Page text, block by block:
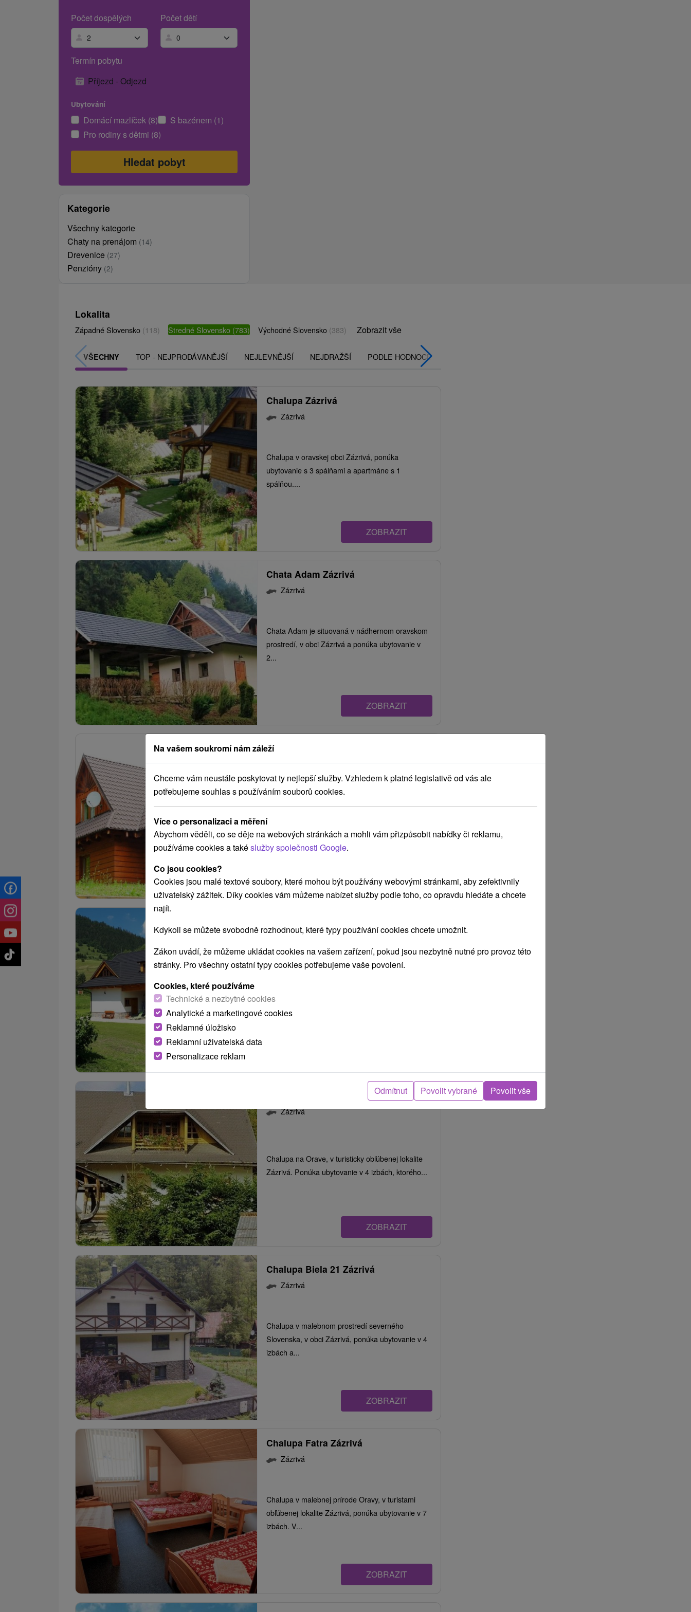
Počet dospělých
Počet dětí
Termín pobytu
Příjezd - Odjezd
Ubytování
Domácí mazlíček (8)
S bazénem (1)
Pro rodiny s dětmi (8)
Kategorie
Všechny kategorie
Chaty na prenájom (14)
Drevenice (27)
Penzióny (2)
Lokalita
Západné Slovensko (118) Stredné Slovensko (783) Východné Slovensko (383) Zobrazit vše
VŠECHNY TOP - NEJPRODÁVANĚJŠÍ NEJLEVNĚJŠÍ NEJDRAŽŠÍ PODLE HODNOCENÍ
Chalupa Zázrivá
Zázrivá
Chalupa v oravskej obci Zázrivá, ponúka
ubytovanie s 3 spálňami a apartmáne s 1
spálňou....
ZOBRAZIT
Chata Adam Zázrivá
Zázrivá
Chata Adam je situovaná v nádhernom oravskom
prostredí, v obci Zázrivá a ponúka ubytovanie v
2...
ZOBRAZIT
Chata pod Bukom Zázrivá
Zázrivá
Chata v oravskej obci Zázrivá, v pokojnom lesnom
prostredí na samote. Na prízemí disponuje
priestrannou...
ZOBRAZIT
Zázrivá
obci Zázrivá, preslávenej tými...
Chalupa pri potôčiku Zázrivá
Zázrivá
Chalupa na Orave, v turisticky obľúbenej lokalite
Zázrivá. Ponúka ubytovanie v 4 izbách, ktorého...
ZOBRAZIT
Chalupa Biela 21 Zázrivá
Zázrivá
Chalupa v malebnom prostredí severného
Slovenska, v obci Zázrivá, ponúka ubytovanie v 4
izbách a...
ZOBRAZIT
Chalupa Fatra Zázrivá
Zázrivá
Chalupa v malebnej prírode Oravy, v turistami
obľúbenej lokalite Zázrivá, ponúka ubytovanie v 7
izbách. V...
ZOBRAZIT
Na vašem soukromí nám záleží
Chceme vám neustále poskytovat ty nejlepší služby. Vzhledem k platné legislativě od vás ale
potřebujeme souhlas s používáním souborů cookies.
Více o personalizaci a měření
Abychom věděli, co se děje na webových stránkách a mohli vám přizpůsobit nabídky či reklamu,
používáme cookies a takéslužby společnosti Google.
Co jsou cookies?
Cookies jsou malé textové soubory, které mohou být používány webovými stránkami, aby zefektivnily
uživatelský zážitek. Díky cookies vám můžeme nabízet služby podle toho, co opravdu hledáte a chcete
najít.
Kdykoli se můžete svobodně rozhodnout, které typy používání cookies chcete umožnit.
Zákon uvádí, že můžeme ukládat cookies na vašem zařízení, pokud jsou nezbytně nutné pro provoz této
stránky. Pro všechny ostatní typy cookies potřebujeme vaše povolení.
Cookies, které používáme
Technické a nezbytné cookies
Analytické a marketingové cookies
Reklamné úložisko
Reklamní uživatelská data
Personalizace reklam
Odmítnut Povolit vybrané Povolit vše